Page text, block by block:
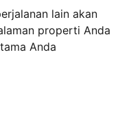
lain akan
properti Anda
Anda